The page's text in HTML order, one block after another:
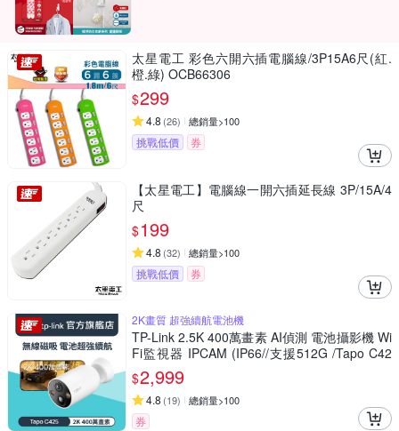
太星電工 彩色六開六插電腦線/3P15A6尺(紅.
橙.綠) OCB66306
$299
4.8 (26) 總銷量>100
挑戰低價 券
【太星電工】電腦線一開六插延長線 3P/15A/4
尺
$199
4.8 (32) 總銷量>100
挑戰低價 券
2K畫質 超強續航電池機
TP-Link 2.5K 400萬畫素 AI偵測 電池攝影機 Wi
Fi監視器 IPCAM (IP66//支援512G /Tapo C42
5)
$2,999
4.8 (19) 總銷量>100
券